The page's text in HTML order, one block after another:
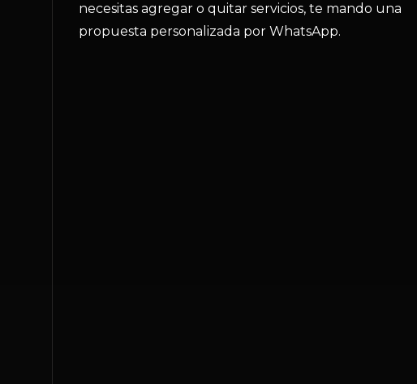
necesitas agregar o quitar servicios, te mando una
propuesta personalizada por WhatsApp.